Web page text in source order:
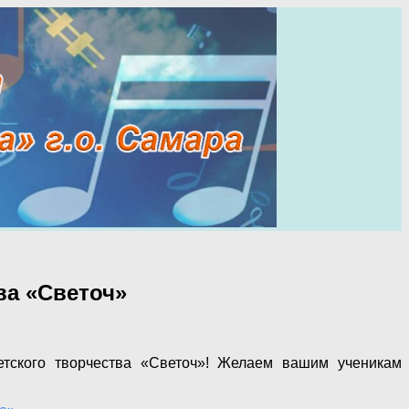
«Светоч»
творчества «Светоч»! Желаем вашим ученикам